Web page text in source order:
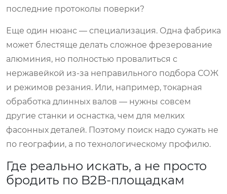
последние протоколы поверки?
Еще один нюанс — специализация. Одна фабрика
может блестяще делать сложное фрезерование
алюминия, но полностью провалиться с
нержавейкой из-за неправильного подбора СОЖ
и режимов резания. Или, например, токарная
обработка длинных валов — нужны совсем
другие станки и оснастка, чем для мелких
фасонных деталей. Поэтому поиск надо сужать не
по географии, а по технологическому профилю.
Где реально искать, а не просто
бродить по B2B-площадкам